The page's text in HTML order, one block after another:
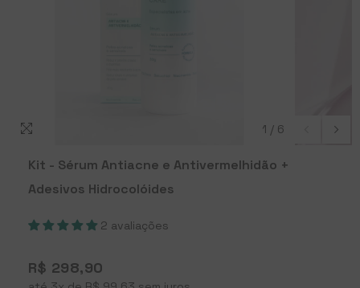
1 / 6
Kit - Sérum Antiacne e Antivermelhidão +
Adesivos Hidrocolóides
2 avaliações
R$ 298,90